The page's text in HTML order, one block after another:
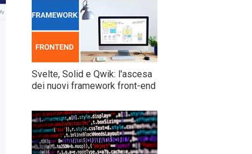
Svelte, Solid e Qwik: l'ascesa
dei nuovi framework front-end